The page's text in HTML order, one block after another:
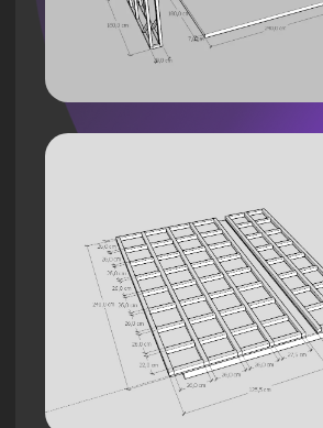
Монтаж стенда был выполнен в
сжатые сроки, что позволило клиенту
максимально эффективно
использовать время подготовки к
фестивалю.
Разработали визуал